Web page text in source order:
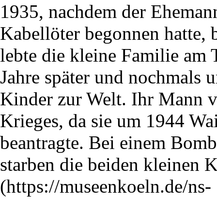
1935, nachdem der
Kabellöter begonnen hatte,
lebte die kleine Familie am
Jahre später und nochmals
Kinder zur Welt. Ihr Mann
Krieges, da sie um 1944
beantragte. Bei einem
starben die beiden kleinen